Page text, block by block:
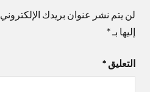
لن يتم نشر عنوان بريدك الإلكتروني.
إليها بـ*
التعليق *